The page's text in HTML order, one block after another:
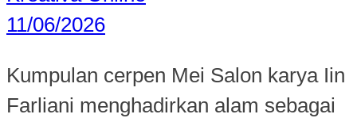
11/06/2026
Kumpulan cerpen Mei Salon karya Iin
Farliani menghadirkan alam sebagai